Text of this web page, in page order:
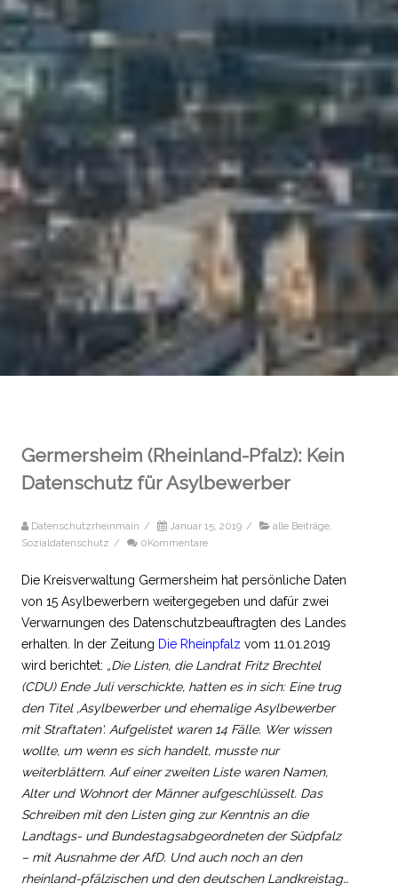
Germersheim (Rheinland-Pfalz): Kein
Datenschutz für Asylbewerber
Datenschutzrheinmain / Januar 15, 2019 / alle Beiträge
Sozialdatenschutz / 0Kommentare
Die Kreisverwaltung Germersheim hat persönliche Daten
von 15 Asylbewerbern weitergegeben und dafür zwei
Verwarnungen des Datenschutzbeauftragten des Landes
erhalten. In der Zeitung Die Rheinpfalz vom 11.01.2019
wird berichtet: „Die Listen, die Landrat Fritz Brechtel
(CDU) Ende Juli verschickte, hatten es in sich: Eine trug
den Titel ‚Asylbewerber und ehemalige Asylbewerber
mit Straftaten‘. Aufgelistet waren 14 Fälle. Wer wissen
wollte, um wenn es sich handelt, musste nur
weiterblättern. Auf einer zweiten Liste waren Namen,
Alter und Wohnort der Männer aufgeschlüsselt. Das
Schreiben mit den Listen ging zur Kenntnis an die
Landtags- und Bundestagsabgeordneten der Südpfalz
– mit Ausnahme der AfD. Und auch noch an den
rheinland-pfälzischen und den deutschen Landkreistag…